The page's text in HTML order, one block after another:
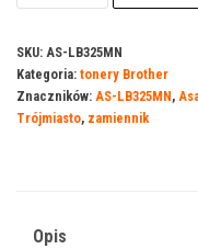
do
Brother
325MN
3500
SKU: AS-LB325MN
Kategoria: tonery Brother
Znaczników: AS-LB325MN,
Trójmiasto, zamiennik
Opis